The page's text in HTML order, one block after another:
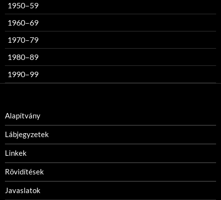
1950–59
1960–69
1970–79
1980–89
1990–99
Alapítvány
Lábjegyzetek
Linkek
Rövidítések
Javaslatok